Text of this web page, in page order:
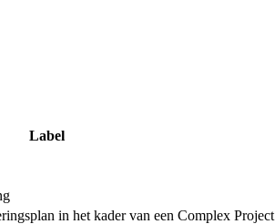
Label
in het kader van een Complex Project